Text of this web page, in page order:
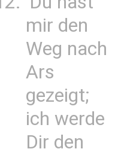
mir den
Weg nach
Ars
gezeigt;
ich werde
Dir den